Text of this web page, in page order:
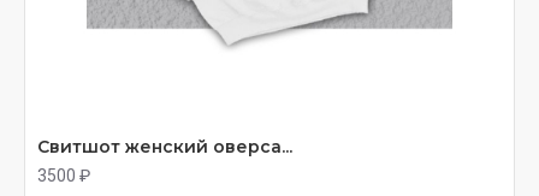
Свитшот женский оверса...
3500 ₽